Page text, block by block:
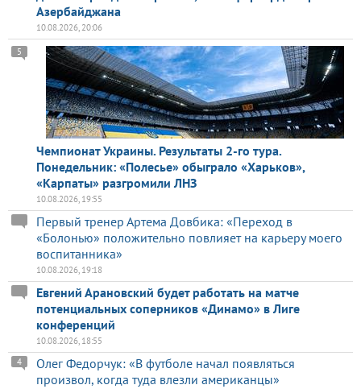
Азербайджана
10.08.2026, 20:06
Чемпионат Украины. Результаты 2-го тура.
Понедельник: «Полесье» обыграло «Харьков»,
«Карпаты» разгромили ЛНЗ
5
10.08.2026, 19:55
Первый тренер Артема Довбика: «Переход в
«Болонью» положительно повлияет на карьеру моего
воспитанника»
10.08.2026, 19:18
Евгений Арановский будет работать на матче
потенциальных соперников «Динамо» в Лиге
конференций
10.08.2026, 18:55
Олег Федорчук: «В футболе начал появляться
произвол, когда туда влезли американцы»
4